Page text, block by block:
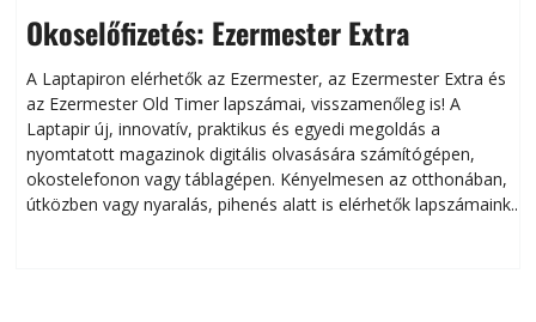
Okoselőfizetés: Ezermester Extra
A Laptapiron elérhetők az Ezermester, az Ezermester Extra és
az Ezermester Old Timer lapszámai, visszamenőleg is! A
Laptapir új, innovatív, praktikus és egyedi megoldás a
nyomtatott magazinok digitális olvasására számítógépen,
okostelefonon vagy táblagépen. Kényelmesen az otthonában,
útközben vagy nyaralás, pihenés alatt is elérhetők lapszámaink.